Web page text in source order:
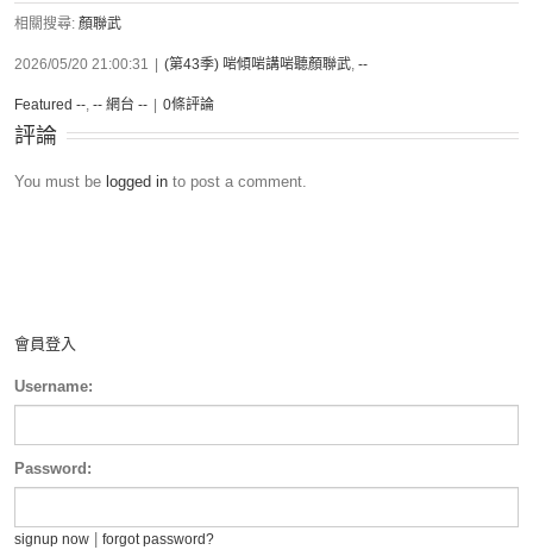
相關搜尋: 顏聯武
2026/05/20 21:00:31 (第43季) 啱傾啱講啱聽顏聯武, --
Featured --, -- 網台 -- 0條評論
評論
You must be logged in to post a comment.
會員登入
Username:
Password:
signup now forgot password?